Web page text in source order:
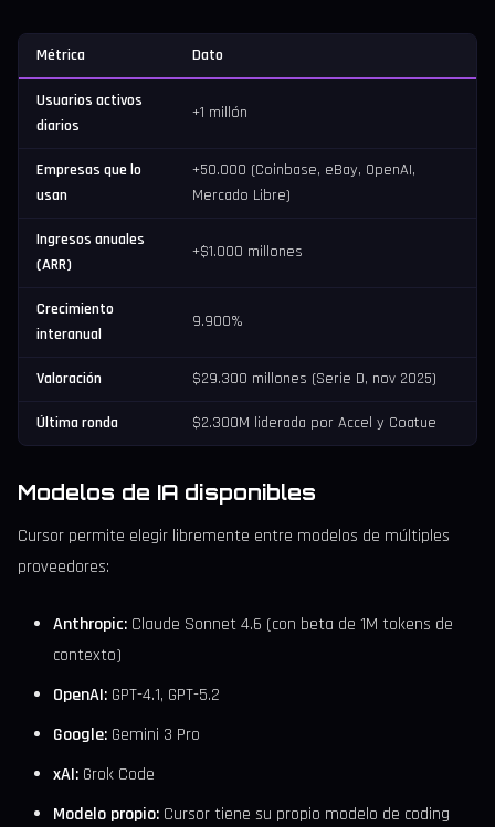
Métrica Dato
Usuarios activos
diarios
+1 millón
Empresas que lo
usan
+50.000 (Coinbase, eBay, OpenAI,
Mercado Libre)
Ingresos anuales
(ARR)
+$1.000 millones
Crecimiento
interanual
9.900%
Valoración $29.300 millones (Serie D, nov 2025)
Última ronda $2.300M liderada por Accel y Coatue
Modelos de IA disponibles
Cursor permite elegir libremente entre modelos de múltiples
proveedores:
Anthropic: Claude Sonnet 4.6 (con beta de 1M tokens de
contexto)
OpenAI: GPT-4.1, GPT-5.2
Google: Gemini 3 Pro
xAI: Grok Code
Modelo propio: Cursor tiene su propio modelo de coding